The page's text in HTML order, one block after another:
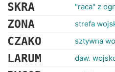
SKRA "raca" z
ZONA strefa
CZAKO sztywna
LARUM daw.